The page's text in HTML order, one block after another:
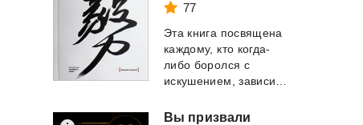
77
Эта книга посвящена
каждому, кто когда-
либо боролся с
Вы призвали